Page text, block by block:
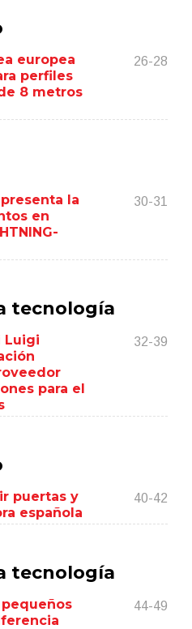
europea
perfiles
8 metros
26-28
la
en
30-31
tecnología
Luigi
para el
32-39
puertas y
española
40-42
tecnología
44-49